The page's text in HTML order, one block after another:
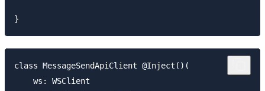
class MessageSendApiClient @Inject()(
    ws: WSClient